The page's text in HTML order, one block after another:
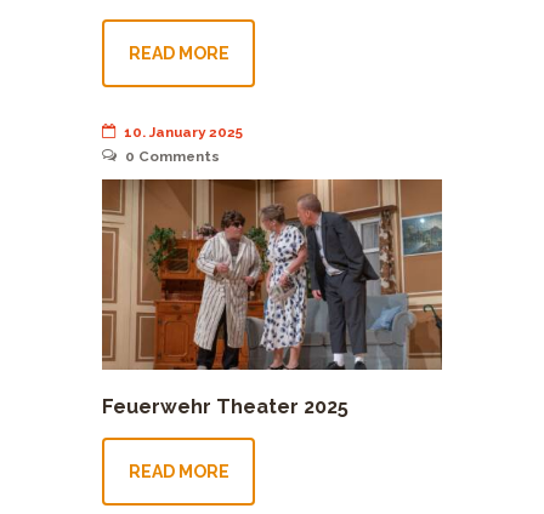
READ MORE
10. January 2025
0 Comments
Feuerwehr Theater 2025
READ MORE